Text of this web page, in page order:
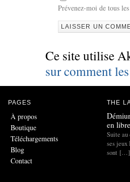
Prévenez-moi de tous
Ce site utilise
sur comment
PAGES
À propos
Boutique
Téléchargements
Blog
Contact
THE
en
Suite au
ses jeux
sont […]